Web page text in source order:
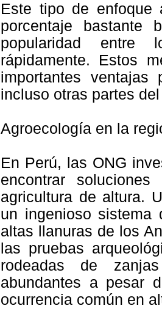
Este tipo de enfoque
porcentaje bastante
popularidad entre
rápidamente. Estos
importantes
incluso otras partes
Agroecología en la
En Perú, las ONG
encontrar
agricultura de altura.
un ingenioso sistema
altas llanuras de los
las pruebas
rodeadas de
abundantes a pesar
ocurrencia común en